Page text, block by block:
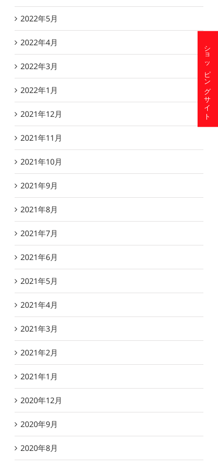
2022年5月
2022年4月
2022年3月
2022年1月
2021年12月
2021年11月
2021年10月
2021年9月
2021年8月
2021年7月
2021年6月
2021年5月
2021年4月
2021年3月
2021年2月
2021年1月
2020年12月
2020年9月
2020年8月
ショッピングサイト